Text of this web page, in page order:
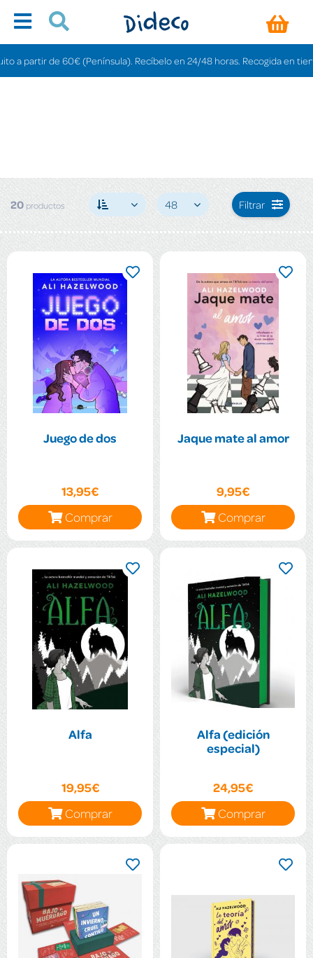
de 60€ (Península). Recíbelo en 24/48 horas. Recogida en tiendas
20productos 48 Filtrar
Juego de dos
13,95€
Comprar
Jaque mate al amor
9,95€
Comprar
Alfa
19,95€
Comprar
Alfa (edición
especial)
24,95€
Comprar